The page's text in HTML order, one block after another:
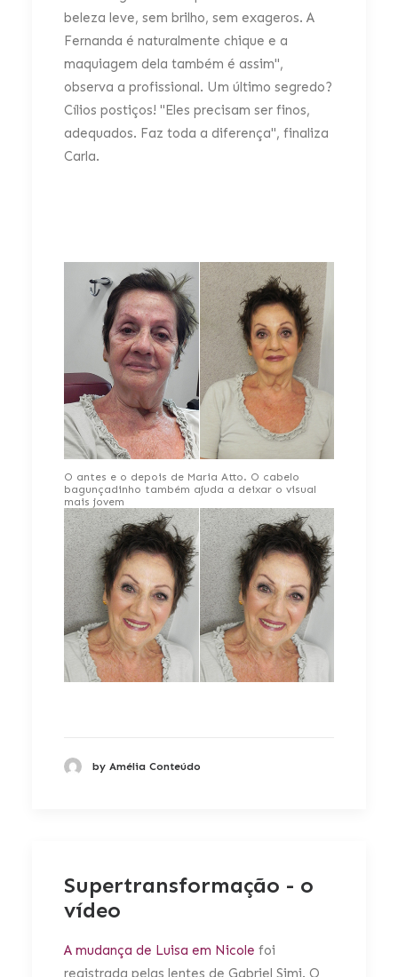
beleza leve, sem brilho, sem exageros. A
Fernanda é naturalmente chique e a
maquiagem dela também é assim",
observa a profissional. Um último segredo?
Cílios postiços! "Eles precisam ser finos,
adequados. Faz toda a diferença", finaliza
Carla.
O antes e o depois de Maria Atto. O cabelo
bagunçadinho também ajuda a deixar o visual
mais jovem
by Amélia Conteúdo
Supertransformação - o
vídeo
A mudança de Luisa em Nicole foi
registrada pelas lentes de Gabriel Simi. O